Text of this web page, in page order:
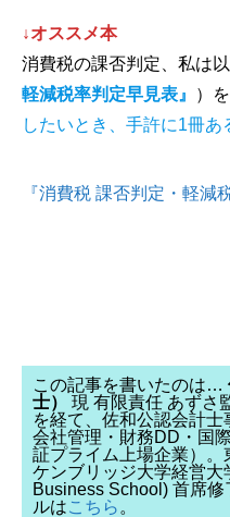
↓オススメ本
消費税の課否判定、私は
軽減税率判定早見表』
）
したいとき、手許に1冊あ
『消費税 課否判定・軽減
この記事を書いたのは…
士）
現 有限責任 あずさ
を経て、佐和公認会計
会社管理・財務DD・国
証プライム上場企業）。
ケンブリッジ大学経営
Business School) 首席
ルはこちら 。